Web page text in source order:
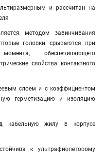
и рассчитан на
методом завинчивания
головки срываются при
обеспечивающего
свойства контактного
слоем и с коэффициентом
герметизацию и изоляцию
кабельную жилу в корпусе
к ультрафиолетовому